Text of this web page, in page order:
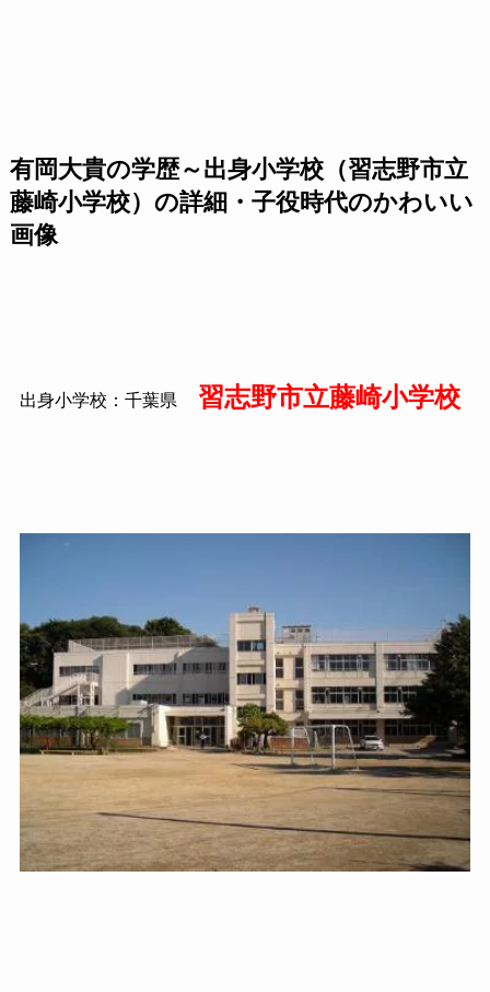
有岡大貴の学歴～出身小学校（習志野市立
藤崎小学校）の詳細・子役時代のかわいい
画像
出身小学校：千葉県 習志野市立藤崎小学校